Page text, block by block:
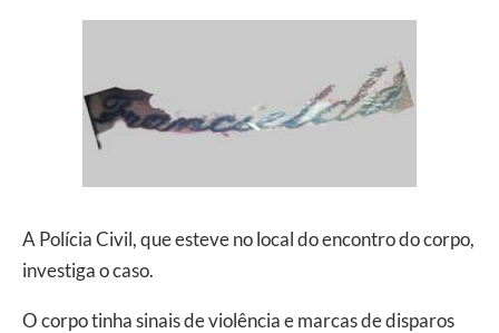
A Polícia Civil, que esteve no local do encontro do corpo,
investiga o caso.
O corpo tinha sinais de violência e marcas de disparos